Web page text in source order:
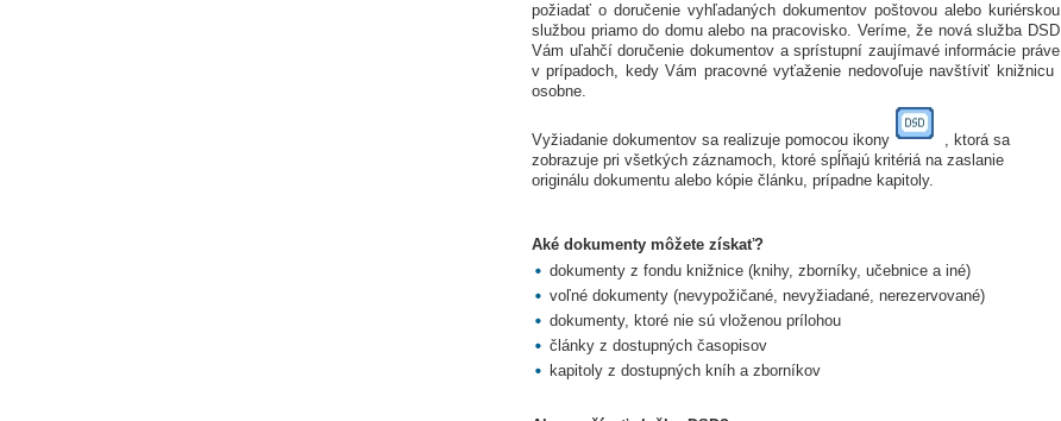
požiadať o doručenie vyhľadaných dokumentov poštovou alebo kuriérskou
službou priamo do domu alebo na pracovisko. Veríme, že nová služba DSD
Vám uľahčí doručenie dokumentov a sprístupní zaujímavé informácie práve
v prípadoch, kedy Vám pracovné vyťaženie nedovoľuje navštíviť knižnicu
osobne.
Vyžiadanie dokumentov sa realizuje pomocou ikony
, ktorá sa
zobrazuje pri všetkých záznamoch, ktoré spĺňajú kritériá na zaslanie
originálu dokumentu alebo kópie článku, prípadne kapitoly.
Aké dokumenty môžete získať?
dokumenty z fondu knižnice (knihy, zborníky, učebnice a iné)
voľné dokumenty (nevypožičané, nevyžiadané, nerezervované)
dokumenty, ktoré nie sú vloženou prílohou
články z dostupných časopisov
kapitoly z dostupných kníh a zborníkov